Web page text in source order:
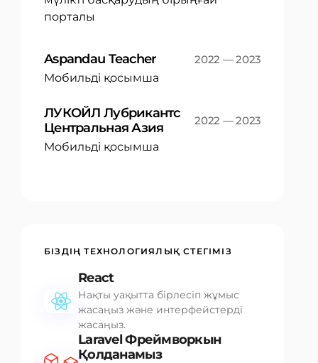
порталы
Aspandau Teacher
2022 — 2023
Мобильді қосымша
ЛУКОЙЛ Лубрикантс
Центральная Азия
2022 — 2023
Мобильді қосымша
БІЗДІҢ ТЕХНОЛОГИЯЛЫҚ СТЕГІМІЗ
React
Нақты уақытта бірлесіп жұмыс
жасаңыз және интерфейстерді
жасаңыз.
Laravel Фреймворкын
Қолданамыз